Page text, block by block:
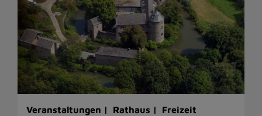
Veranstaltungen | Rathaus | Freizeit